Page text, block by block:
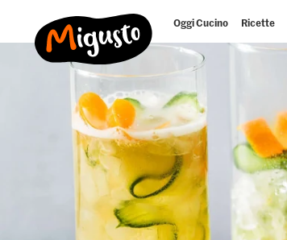
Oggi Cucino Ricette